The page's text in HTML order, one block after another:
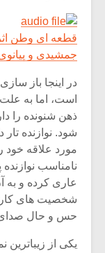
قطعه ای وطن اثر
جمشیدی و
در اینجا باز
است، اما به
ذهن شنونده را
شود. نوازنده
مورد علاقه خود
نامناسب
عاری کرده و به
شخصیت های
حس و حال صدای
یکی از زیباترین